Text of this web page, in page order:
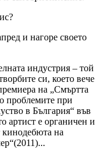
и нагоре своето
индустрия – той
си, което вече
на „Смъртта
проблемите при
в България“ във
артист е органичен и
кинодебюта на